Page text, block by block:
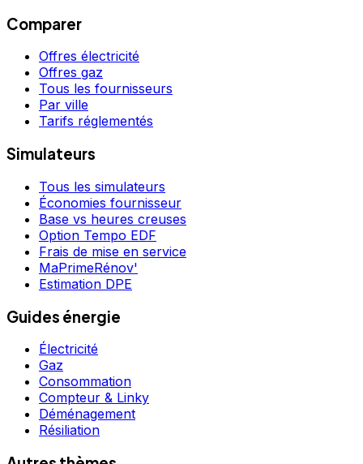
Comparer
Offres électricité
Offres gaz
Tous les fournisseurs
Par ville
Tarifs réglementés
Simulateurs
Tous les simulateurs
Économies fournisseur
Base vs heures creuses
Option Tempo EDF
Frais de mise en service
MaPrimeRénov'
Estimation DPE
Guides énergie
Électricité
Gaz
Consommation
Compteur & Linky
Déménagement
Résiliation